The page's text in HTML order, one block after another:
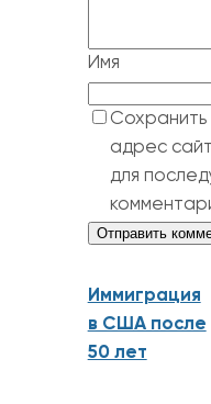
Имя
Сохранить
адрес
для
Иммиграция
в США после
50 лет